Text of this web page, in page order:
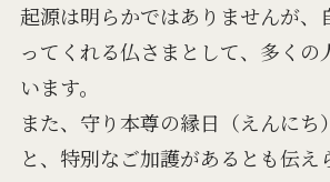
起源は明らかではありませんが、
ってくれる仏さまとして、多くの
います。
また、守り本尊の縁日（えんにち
と、特別なご加護があるとも伝え